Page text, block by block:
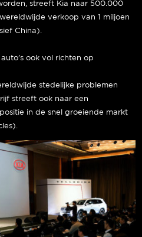
streeft Kia naar 500.000
verkoop van 1 miljoen
China).
ook vol richten op
stedelijke problemen
streeft ook naar een
in de snel groeiende markt